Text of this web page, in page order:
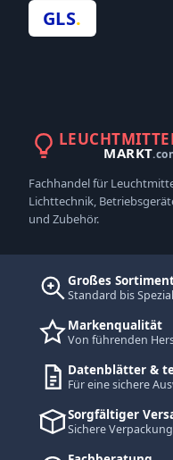
GLS.
MARKT
Fachhandel für
Lichttechnik,
und Zubehör.
Großes
Standard bis
Markenqualität
Von führenden
Datenblätter &
Für eine sichere
Sorgfältiger
Sichere Verpackung